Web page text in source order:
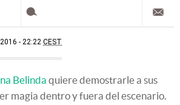
- 22:22 CEST
Belinda quiere demostrarle a sus
magia dentro y fuera del escenario.